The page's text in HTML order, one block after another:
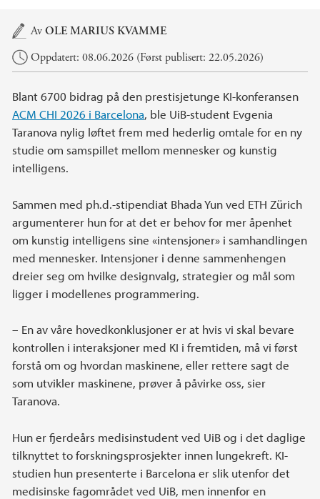
Hovedinnhold
AvOLE MARIUS KVAMME
Oppdatert: 08.06.2026 (Først publisert: 22.05.2026)
Blant 6700 bidrag på den prestisjetunge KI‑konferansen
ACM CHI 2026 i Barcelona, ble UiB-student Evgenia
Taranova nylig løftet frem med hederlig omtale for en ny
studie om samspillet mellom mennesker og kunstig
intelligens.
Sammen med ph.d.-stipendiat Bhada Yun ved ETH Zürich
argumenterer hun for at det er behov for mer åpenhet
om kunstig intelligens sine «intensjoner» i samhandlingen
med mennesker. Intensjoner i denne sammenhengen
dreier seg om hvilke designvalg, strategier og mål som
ligger i modellenes programmering.
– En av våre hovedkonklusjoner er at hvis vi skal bevare
kontrollen i interaksjoner med KI i fremtiden, må vi først
forstå om og hvordan maskinene, eller rettere sagt de
som utvikler maskinene, prøver å påvirke oss, sier
Taranova.
Hun er fjerdeårs medisinstudent ved UiB og i det daglige
tilknyttet to forskningsprosjekter innen lungekreft. KI-
studien hun presenterte i Barcelona er slik utenfor det
medisinske fagområdet ved UiB, men innenfor en